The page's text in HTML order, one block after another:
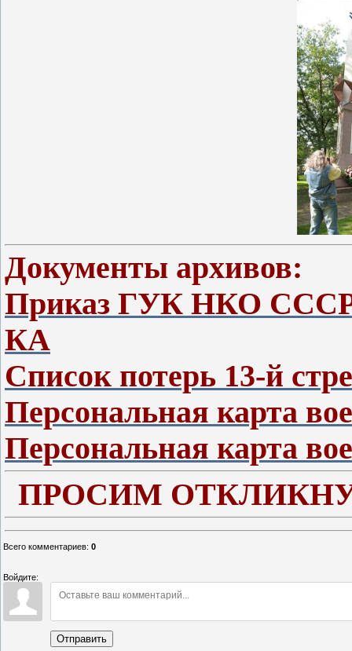
Документы архивов:
Приказ ГУК НКО СССР
КА
Список потерь 13-й
Персональная карта
Персональная карта
ПРОСИМ
Всего комментариев: 0
Войдите:
Отправить